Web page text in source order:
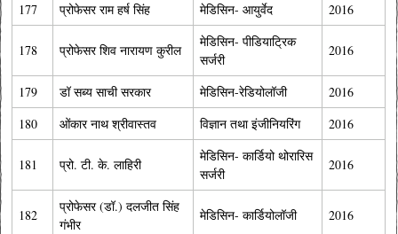
177
प्रोफेसर राम हर्ष सिंह मेडिसिन- आयुर्वेद 2016
178 प्रोफेसर शिव नारायण कुरील
मेडिसिन- पीडियाट्रिक
सर्जरी
2016
179 डॉ सब्य साची सरकार मेडिसिन-रेडियोलॉजी
2016
180
ओंकार नाथ श्रीवास्तव विज्ञान तथा इंजीनियरिंग 2016
181 प्रो. टी. के. लाहिरी
मेडिसिन- कार्डियो थोरारिस
सर्जरी
2016
182
प्रोफेसर (डॉ.) दलजीत सिंह
गंभीर
मेडिसिन- कार्डियोलॉजी 2016